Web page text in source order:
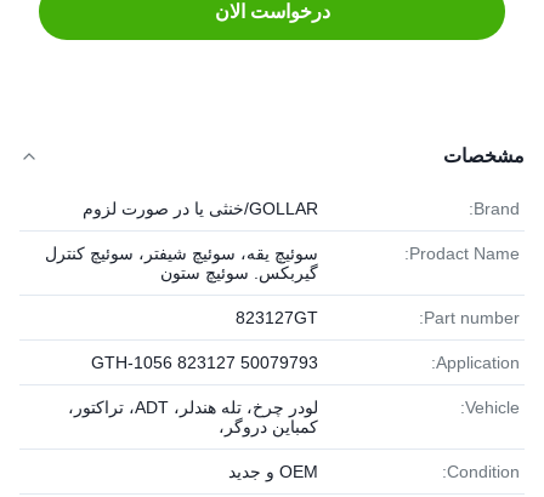
درخواست الان
مشخصات
Brand: GOLLAR/خنثی یا در صورت لزوم
Prodact Name:
سوئیچ یقه، سوئیچ شیفتر، سوئیچ کنترل
گیربکس. سوئیچ ستون
Part number:
823127GT
Application:
GTH-1056 823127 50079793
Vehicle:
لودر چرخ، تله هندلر، ADT، تراکتور،
کمباین دروگر،
Condition: OEM و جدید